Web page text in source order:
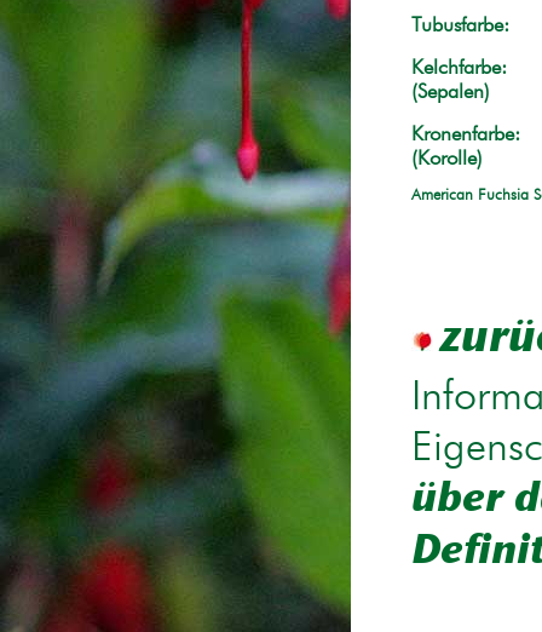
Tubusfarbe:
Kelchfarbe:
(Sepalen)
Kronenfarbe:
(Korolle)
American Fuchsia
über